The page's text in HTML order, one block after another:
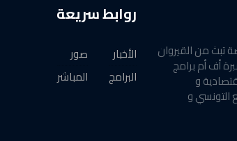
تبث من القيروان
أف أم برامج
و
التونسي و
روابط سريعة
الأخبار
البرامج
صور
المباشر